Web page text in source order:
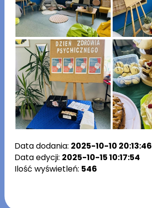
Data dodania: 2025-10-10 20:13:46
Data edycji: 2025-10-15 10:17:54
Ilość wyświetleń: 546